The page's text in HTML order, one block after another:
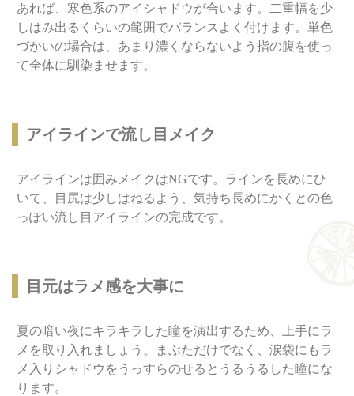
あれば、寒色系のアイシャドウが合います。二重幅を少
しはみ出るくらいの範囲でバランスよく付けます。単色
づかいの場合は、あまり濃くならないよう指の腹を使っ
て全体に馴染ませます。
アイラインで流し目メイク
アイラインは囲みメイクはNGです。ラインを長めにひ
いて、目尻は少しはねるよう、気持ち長めにかくとの色
っぽい流し目アイラインの完成です。
目元はラメ感を大事に
夏の暗い夜にキラキラした瞳を演出するため、上手にラ
メを取り入れましょう。まぶただけでなく、涙袋にもラ
メ入りシャドウをうっすらのせるとうるうるした瞳にな
ります。